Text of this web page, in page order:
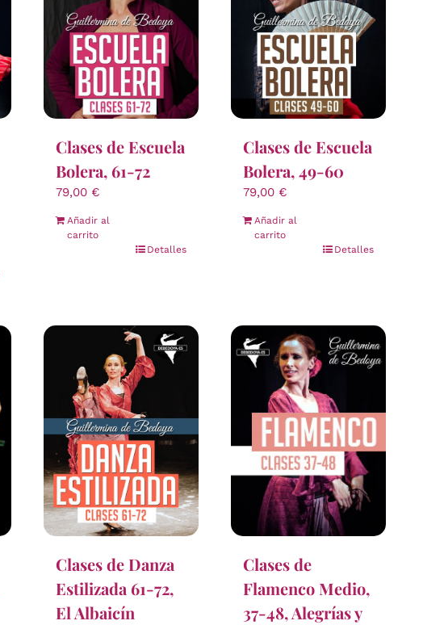
Clases de Escuela
Bolera, 61-72
79,00 €
Añadir al
carrito
Detalles
Clases de Escuela
Bolera, 49-60
79,00 €
Añadir al
carrito
Detalles
Clases de Danza
Estilizada 61-72,
El Albaicín
Clases de
Flamenco Medio,
37-48, Alegrías y